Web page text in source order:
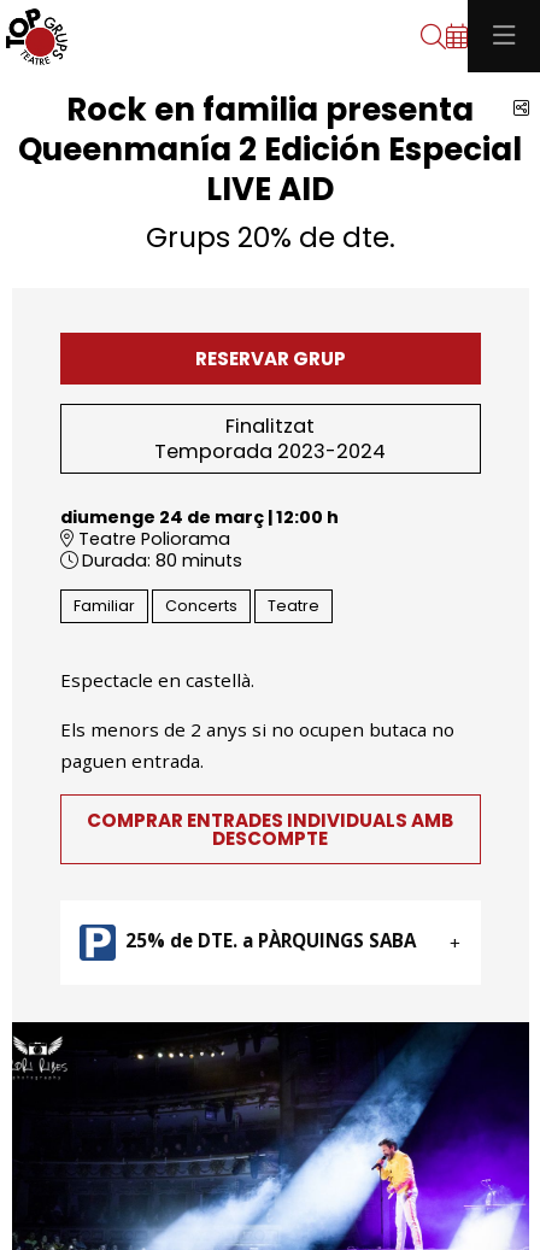
Cerca
Rock en familia presenta
Queenmanía 2 Edición Especial
LIVE AID
Grups 20% de dte.
RESERVAR GRUP
Finalitzat
Temporada 2023-2024
diumenge 24 de març|12:00 h
Teatre Poliorama
Durada: 80 minuts
Familiar Concerts Teatre
Espectacle en castellà.
Els menors de 2 anys si no ocupen butaca no
paguen entrada.
COMPRAR ENTRADES INDIVIDUALS AMB
DESCOMPTE
25% de DTE. a PÀRQUINGS SABA